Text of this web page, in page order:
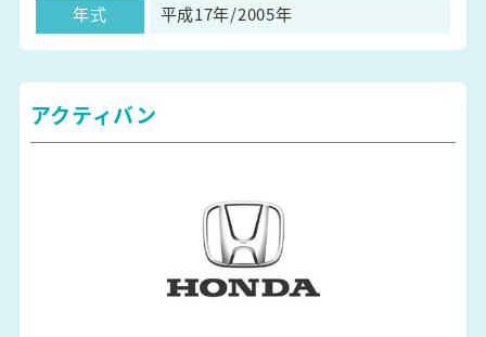
年式
平成17年/2005年
アクティバン